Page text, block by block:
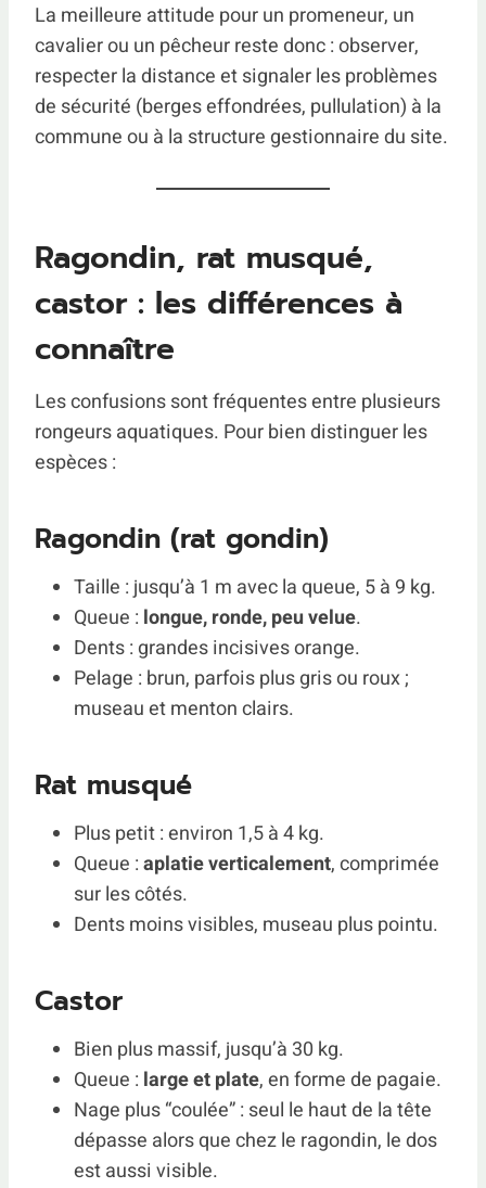
La meilleure attitude pour un promeneur, un
cavalier ou un pêcheur reste donc : observer,
respecter la distance et signaler les problèmes
de sécurité (berges effondrées, pullulation) à la
commune ou à la structure gestionnaire du site.
Ragondin, rat musqué,
castor : les différences à
connaître
Les confusions sont fréquentes entre plusieurs
rongeurs aquatiques. Pour bien distinguer les
espèces :
Ragondin (rat gondin)
Taille : jusqu’à 1 m avec la queue, 5 à 9 kg.
Queue : longue, ronde, peu velue.
Dents : grandes incisives orange.
Pelage : brun, parfois plus gris ou roux ;
museau et menton clairs.
Rat musqué
Plus petit : environ 1,5 à 4 kg.
Queue :aplatie verticalement, comprimée
sur les côtés.
Dents moins visibles, museau plus pointu.
Castor
Bien plus massif, jusqu’à 30 kg.
Queue : large et plate, en forme de pagaie.
Nage plus “coulée” : seul le haut de la tête
dépasse alors que chez le ragondin, le dos
est aussi visible.